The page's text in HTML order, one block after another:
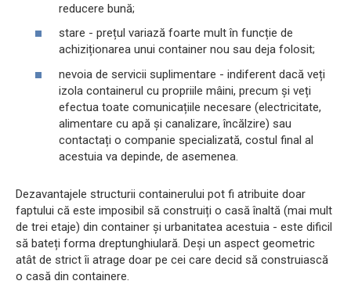
reducere bună;
stare - prețul variază foarte mult în funcție de
achiziționarea unui container nou sau deja folosit;
nevoia de servicii suplimentare - indiferent dacă veți
izola containerul cu propriile mâini, precum și veți
efectua toate comunicațiile necesare (electricitate,
alimentare cu apă și canalizare, încălzire) sau
contactați o companie specializată, costul final al
acestuia va depinde, de asemenea.
Dezavantajele structurii containerului pot fi atribuite doar
faptului că este imposibil să construiți o casă înaltă (mai mult
de trei etaje) din container și urbanitatea acestuia - este dificil
să bateți forma dreptunghiulară. Deși un aspect geometric
atât de strict îi atrage doar pe cei care decid să construiască
o casă din containere.